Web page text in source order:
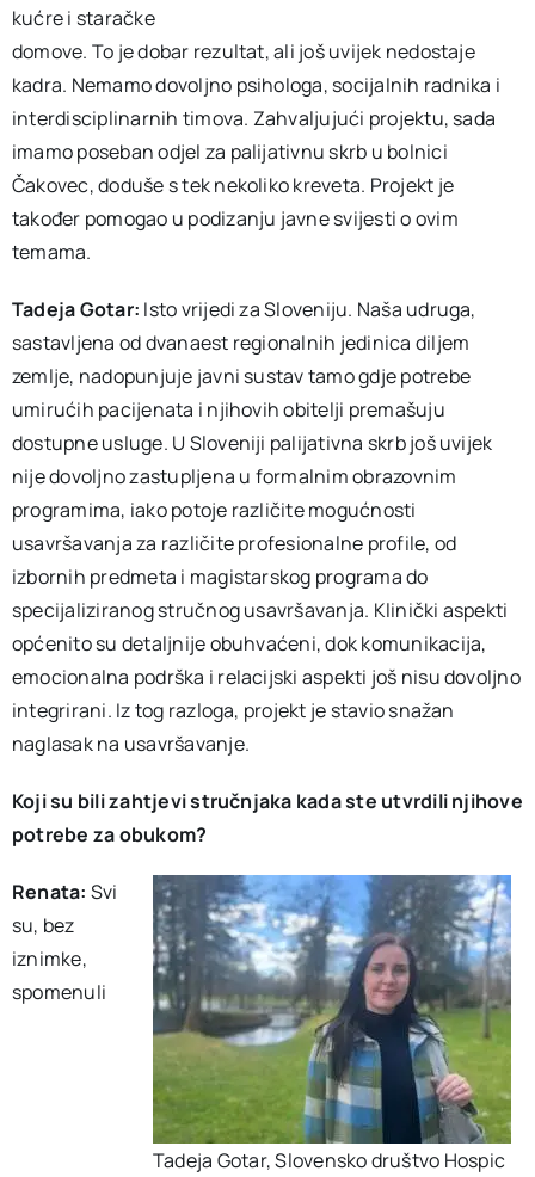
kućre i staračke
domove. To je dobar rezultat, ali još uvijek nedostaje
kadra. Nemamo dovoljno psihologa, socijalnih radnika i
interdisciplinarnih timova. Zahvaljujući projektu, sada
imamo poseban odjel za palijativnu skrb u bolnici
Čakovec, doduše s tek nekoliko kreveta. Projekt je
također pomogao u podizanju javne svijesti o ovim
temama.
Tadeja Gotar: Isto vrijedi za Sloveniju. Naša udruga,
sastavljena od dvanaest regionalnih jedinica diljem
zemlje, nadopunjuje javni sustav tamo gdje potrebe
umirućih pacijenata i njihovih obitelji premašuju
dostupne usluge. U Sloveniji palijativna skrb još uvijek
nije dovoljno zastupljena u formalnim obrazovnim
programima, iako potoje različite mogućnosti
usavršavanja za različite profesionalne profile, od
izbornih predmeta i magistarskog programa do
specijaliziranog stručnog usavršavanja. Klinički aspekti
općenito su detaljnije obuhvaćeni, dok komunikacija,
emocionalna podrška i relacijski aspekti još nisu dovoljno
integrirani. Iz tog razloga, projekt je stavio snažan
naglasak na usavršavanje.
Koji su bili zahtjevi stručnjaka kada ste utvrdili njihove
potrebe za obukom?
Tadeja Gotar, Slovensko društvo Hospic
Renata: Svi
su, bez
iznimke,
spomenuli